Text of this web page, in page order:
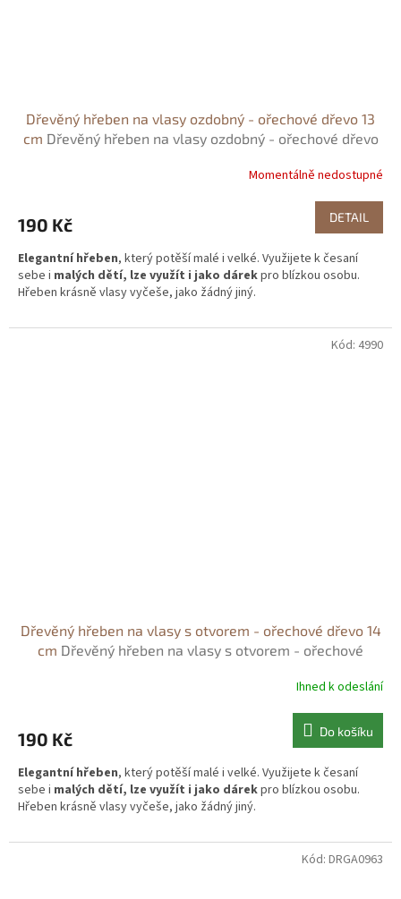
Dřevěný hřeben na vlasy ozdobný - ořechové dřevo 13
cm Dřevěný hřeben na vlasy ozdobný - ořechové dřevo
Momentálně nedostupné
190 Kč DETAIL
Elegantní hřeben, který potěší malé i velké. Využijete k česaní
sebe i malých dětí, lze využít i jako dárekpro blízkou osobu.
Hřeben krásně vlasy vyčeše, jako žádný jiný.
Dřevěný hřeben na vlasy s otvorem - ořechové dřevo 14
cm Dřevěný hřeben na vlasy s otvorem - ořechové
Ihned k odeslání
190 Kč Do košíku
Elegantní hřeben, který potěší malé i velké. Využijete k česaní
sebe i malých dětí, lze využít i jako dárekpro blízkou osobu.
Hřeben krásně vlasy vyčeše, jako žádný jiný.
Kód: 4990
Kód: DRGA0963